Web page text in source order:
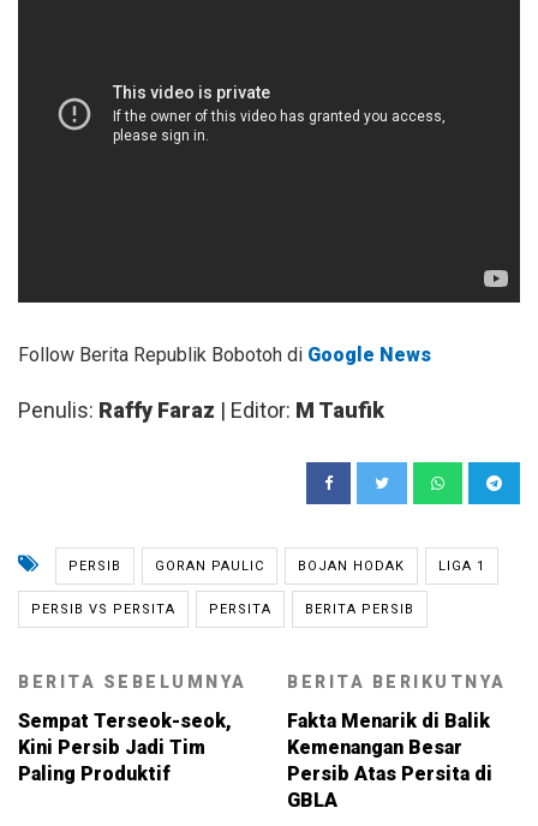
Follow Berita Republik Bobotoh di Google News
Penulis: Raffy Faraz | Editor: M Taufik
PERSIB GORAN PAULIC BOJAN HODAK LIGA 1
PERSIB VS PERSITA PERSITA BERITA PERSIB
BERITA SEBELUMNYA
Sempat Terseok-seok,
Kini Persib Jadi Tim
Paling Produktif
BERITA BERIKUTNYA
Fakta Menarik di Balik
Kemenangan Besar
Persib Atas Persita di
GBLA